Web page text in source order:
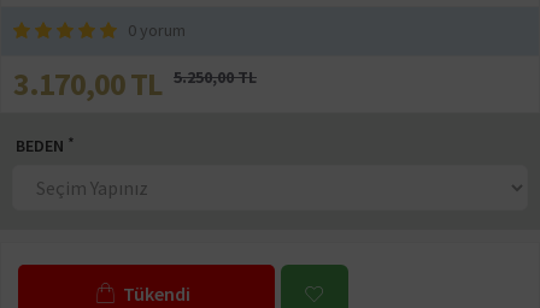
0 yorum
3.170,00 TL 5.250,00 TL
BEDEN
Tükendi